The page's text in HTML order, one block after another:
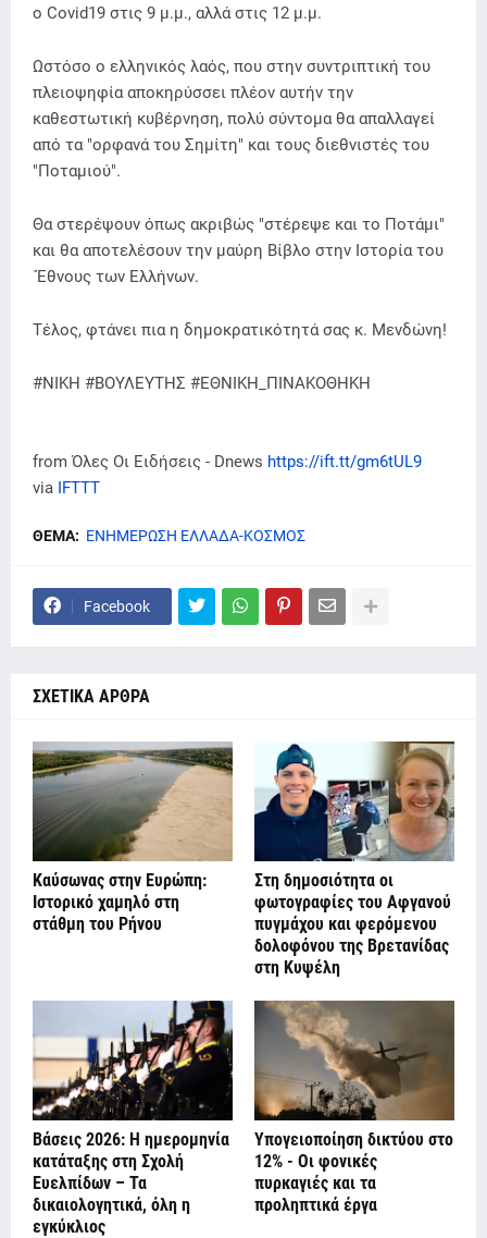
ο Covid19 στις 9 μ.μ., αλλά στις 12 μ.μ.
Ωστόσο ο ελληνικός λαός, που στην συντριπτική του
πλειοψηφία αποκηρύσσει πλέον αυτήν την
καθεστωτική κυβέρνηση, πολύ σύντομα θα απαλλαγεί
από τα "ορφανά του Σημίτη" και τους διεθνιστές του
"Ποταμιού".
Θα στερέψουν όπως ακριβώς "στέρεψε και το Ποτάμι"
και θα αποτελέσουν την μαύρη Βίβλο στην Ιστορία του
΄Έθνους των Ελλήνων.
Τέλος, φτάνει πια η δημοκρατικότητά σας κ. Μενδώνη!
#ΝΙΚΗ #ΒΟΥΛΕΥΤΗΣ #ΕΘΝΙΚΗ_ΠΙΝΑΚΟΘΗΚΗ
from Όλες Οι Ειδήσεις - Dnews https://ift.tt/gm6tUL9
via IFTTT
ΘΕΜΑ: ΕΝΗΜΕΡΩΣΗ ΕΛΛΑΔΑ-ΚΟΣΜΟΣ
Facebook
ΣΧΕΤΙΚΑ ΑΡΘΡΑ
Καύσωνας στην Ευρώπη:
Ιστορικό χαμηλό στη
στάθμη του Ρήνου
Στη δημοσιότητα οι
φωτογραφίες του Αφγανού
πυγμάχου και φερόμενου
δολοφόνου της Βρετανίδας
στη Κυψέλη
Βάσεις 2026: Η ημερομηνία
κατάταξης στη Σχολή
Ευελπίδων – Τα
δικαιολογητικά, όλη η
εγκύκλιος
Υπογειοποίηση δικτύου στο
12% - Οι φονικές
πυρκαγιές και τα
προληπτικά έργα